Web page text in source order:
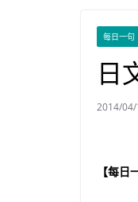
每日一句
日
2014/
【每日